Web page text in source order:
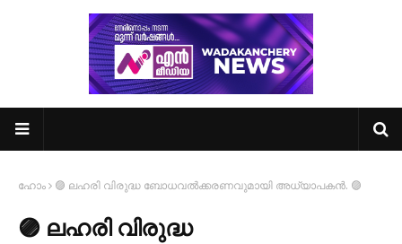
ഹോം 🟣 ലഹരി വിരുദ്ധ ബോധവൽക്കരണവുമായി അധ്യാപകൻ. 🟣
🟣 ലഹരി വിരുദ്ധ